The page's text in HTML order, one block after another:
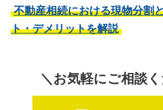
不動産相続における現物分割
ト・デメリットを解説
＼お気軽にご相談